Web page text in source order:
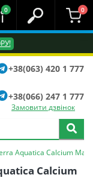
0 0
+38(063) 420 1 777
+38(066) 247 1 777
Замовити дзвінок
Aquatica Calcium
Calcium